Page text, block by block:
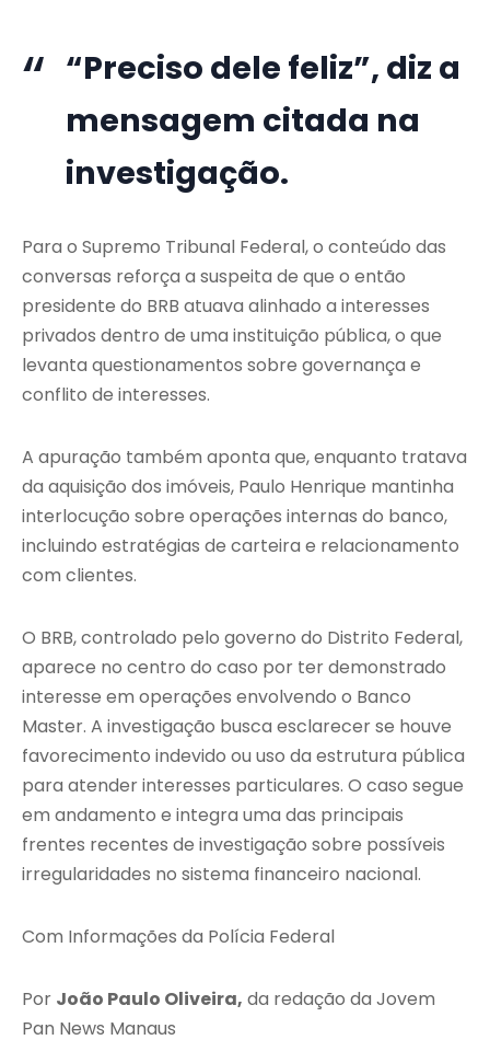
“Preciso dele feliz”, diz a
mensagem citada na
investigação.
Para o Supremo Tribunal Federal, o conteúdo das
conversas reforça a suspeita de que o então
presidente do BRB atuava alinhado a interesses
privados dentro de uma instituição pública, o que
levanta questionamentos sobre governança e
conflito de interesses.
A apuração também aponta que, enquanto tratava
da aquisição dos imóveis, Paulo Henrique mantinha
interlocução sobre operações internas do banco,
incluindo estratégias de carteira e relacionamento
com clientes.
O BRB, controlado pelo governo do Distrito Federal,
aparece no centro do caso por ter demonstrado
interesse em operações envolvendo o Banco
Master. A investigação busca esclarecer se houve
favorecimento indevido ou uso da estrutura pública
para atender interesses particulares. O caso segue
em andamento e integra uma das principais
frentes recentes de investigação sobre possíveis
irregularidades no sistema financeiro nacional.
Com Informações da Polícia Federal
Por João Paulo Oliveira, da redação da Jovem
Pan News Manaus